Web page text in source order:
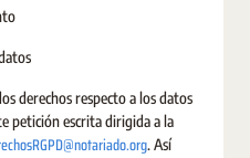
derechos respecto a los datos
petición escrita dirigida a la
. Así